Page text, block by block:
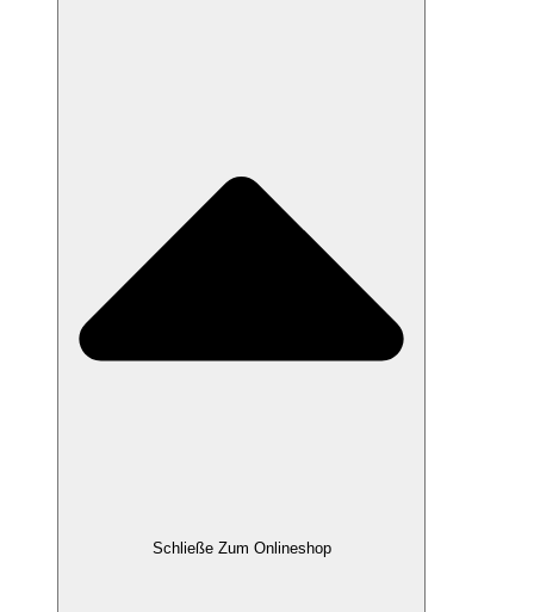
Schließe Zum Onlineshop